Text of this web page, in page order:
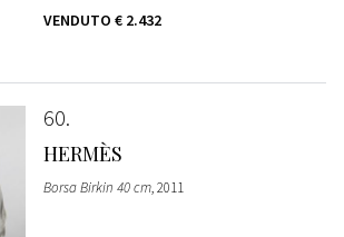
VENDUTO € 2.432
60
HERMÈS
Borsa Birkin 40 cm, 2011